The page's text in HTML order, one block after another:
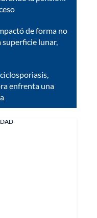
de forma no
lunar,
enfrenta una